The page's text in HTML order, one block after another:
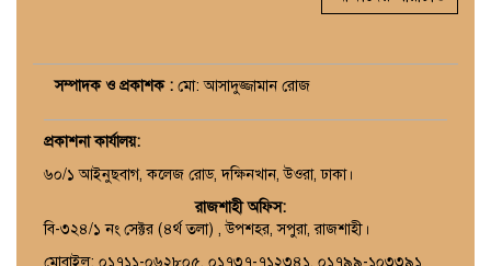
সম্পাদক ও প্রকাশক : মো: আসাদুজ্জামান রোজ
প্রকাশনা কার্যালয়:
৬০/১ আইনুছবাগ, কলেজ রোড, দক্ষিনখান, উওরা, ঢাকা।
রাজশাহী অফিস:
বি-৩২৪/১ নং সেক্টর (৪র্থ তলা) , উপশহর, সপুরা, রাজশাহী।